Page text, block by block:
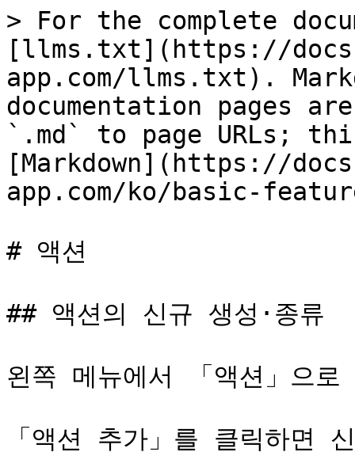
> For the complete
[llms.txt](https://
app.com/llms.txt).
documentation pages
`.md` to page URLs;
[Markdown](https://
app.com/ko/basic-
# 액션
## 액션의 신규 생성·종류
왼쪽 메뉴에서 「액션」으
「액션 추가」를 클릭하면